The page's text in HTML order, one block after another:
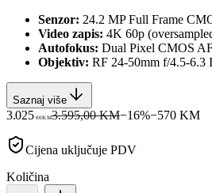
Senzor: 24.2 MP Full Frame
Video zapis: 4K 60p
Autofokus: Dual Pixel CMOS
Objektiv: RF 24-50mm f/4.5-6.3
Saznaj više
3.025 00KM3.595,00 KM−16%−570KM
Cijena uključuje PDV
Količina